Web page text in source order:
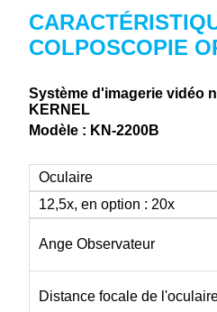
COLPOSCOPIE
Système d'imagerie vidéo
KERNEL
Modèle : KN-2200B
Oculaire
12,5x, en option : 20x
Ange Observateur
Distance focale de